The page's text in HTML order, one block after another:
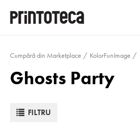
Cumpără din Marketplace KolorFunImage
Ghosts Party
FILTRU